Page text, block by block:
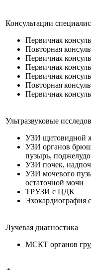
Консультации
Первичная
Повторная
Первичная
Первичная
Первичная
Повторная
Первичная
Ультразвуковые
УЗИ щитовидной
УЗИ органов
пузырь,
УЗИ почек,
УЗИ мочевого
остаточной мочи
ТРУЗИ с ЦДК
Эхокардиография
Лучевая диагностика
МСКТ органов